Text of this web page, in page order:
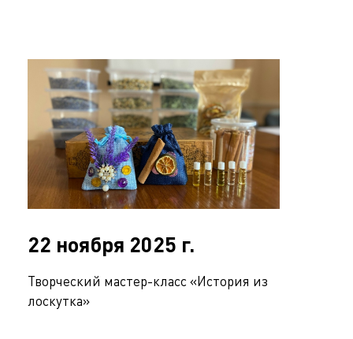
22 ноября 2025 г.
Творческий мастер-класс «История из
лоскутка»